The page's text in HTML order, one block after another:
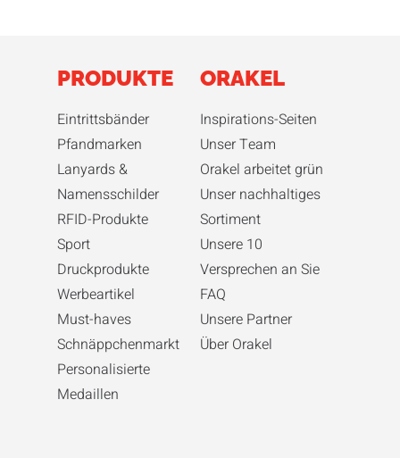
PRODUKTE
Eintrittsbänder
Pfandmarken
Lanyards &
Namensschilder
RFID-Produkte
Sport
Druckprodukte
Werbeartikel
Must-haves
Schnäppchenmarkt
Personalisierte
Medaillen
ORAKEL
Inspirations-Seiten
Unser Team
Orakel arbeitet grün
Unser nachhaltiges
Sortiment
Unsere 10
Versprechen an Sie
FAQ
Unsere Partner
Über Orakel